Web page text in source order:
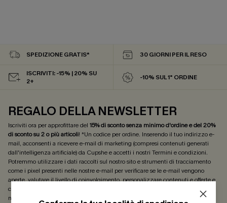
SPEDIZIONE GRATIS* 30 GIORNI PER IL RESO
ISCRIVITI: -15% | 20% SU
2+
-10% SUL 1° ORDINE
REGALO DELLA NEWSLETTER
Iscriviti ora per approfittare del 15% di sconto senza minimo d'ordine e del 20%
di sconto su 2 o più articoli! *Un codice per ordine. Inserendo il tuo indirizzo e-
mail, acconsenti a ricevere e-mail di marketing (compresi contenuti generati
dall'intelligenza artificiale) da Cupshe e accetti i nostri Termini e condizioni.
Potremmo utilizzare i dati raccolti sul nostro sito e strumenti di tracciamento
come i pixel presenti nelle nostre e-mail per verificare se le e-mail vengono
aperte, valutare il livello di coinvolgimento, personalizzare contenuti e offerte e
consigliarti prodotti che potrebbero interessarti, il tutto come descritto nella
nostra